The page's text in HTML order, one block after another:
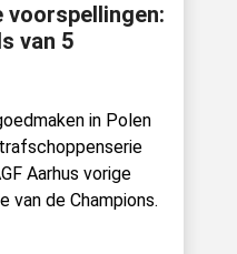
voorspellingen:
van 5
in Polen
Aarhus vorige
van de Champions.